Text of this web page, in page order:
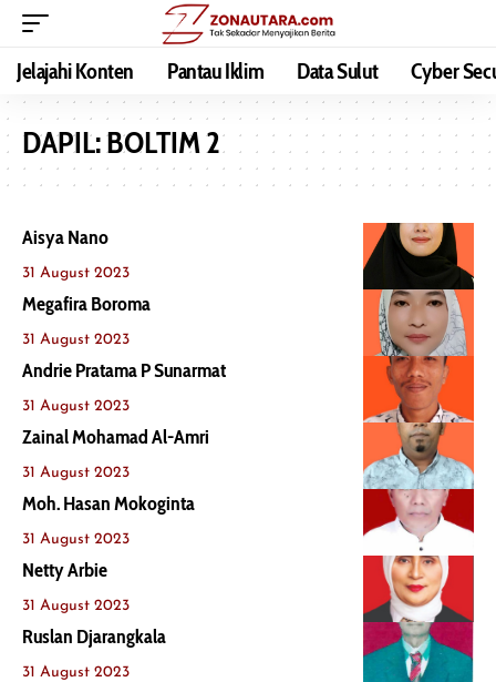
Jelajahi Konten Pantau Iklim Data Sulut Cyber
DAPIL:BOLTIM 2
Aisya Nano
31 August 2023
Megafira Boroma
31 August 2023
Andrie Pratama P Sunarmat
31 August 2023
Zainal Mohamad Al-Amri
31 August 2023
Moh. Hasan Mokoginta
31 August 2023
Netty Arbie
31 August 2023
Ruslan Djarangkala
31 August 2023